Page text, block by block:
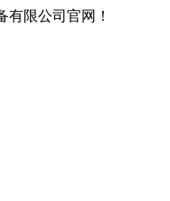
有限公司官网！